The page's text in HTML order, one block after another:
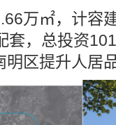
万㎡，计容
套，总投资
明区提升人居